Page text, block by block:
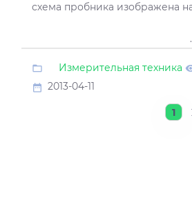
схема пробника изображена
Измерительная техника
2013-04-11
1